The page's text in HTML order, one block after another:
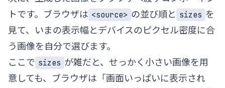
トです。ブラウザは <source> の並び順と sizes を
見て、いまの表示幅とデバイスのピクセル密度に合
う画像を自分で選びます。
ここで sizes が雑だと、せっかく小さい画像を用
意しても、ブラウザは「画面いっぱいに表示され